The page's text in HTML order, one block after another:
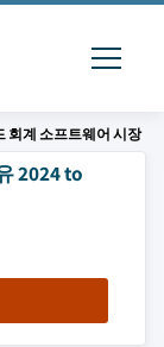
회계 소프트웨어 시장
2024 to